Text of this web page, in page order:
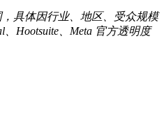
具体因行业、地区、受众规模
、Hootsuite、Meta 官方透明度